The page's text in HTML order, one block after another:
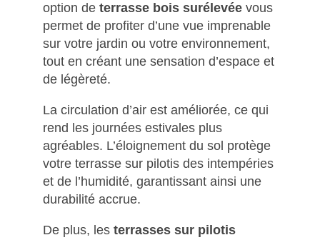
option deterrasse bois surélevée vous
permet de profiter d’une vue imprenable
sur votre jardin ou votre environnement,
tout en créant une sensation d’espace et
de légèreté.
La circulation d’air est améliorée, ce qui
rend les journées estivales plus
agréables. L’éloignement du sol protège
votre terrasse sur pilotis des intempéries
et de l’humidité, garantissant ainsi une
durabilité accrue.
De plus, lesterrasses sur pilotis